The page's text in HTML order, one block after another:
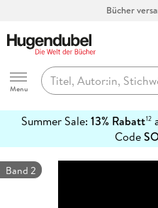
Bücher
Abholung in
Hugendubel
Menu
Summer Sale: 13% Rabatt12
Code
erfahren
Band 2